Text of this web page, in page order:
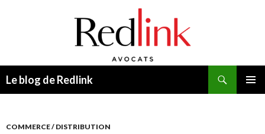
Le blog de Redlink
COMMERCE / DISTRIBUTION